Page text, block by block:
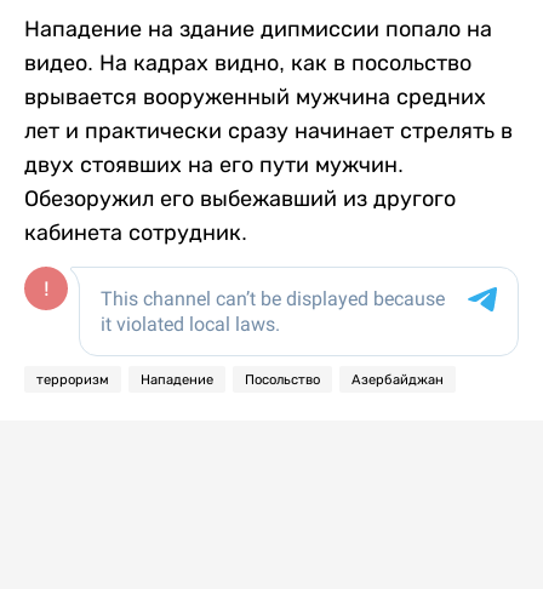
Нападение на здание дипмиссии попало на
видео. На кадрах видно, как в посольство
врывается вооруженный мужчина средних
лет и практически сразу начинает стрелять в
двух стоявших на его пути мужчин.
Обезоружил его выбежавший из другого
кабинета сотрудник.
терроризм Нападение Посольство Азербайджан